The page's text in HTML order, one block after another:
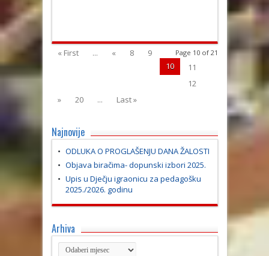
Page 10 of 21
« First ... « 8
9
10
11
12
»
20 ... Last »
Najnovije
ODLUKA O PROGLAŠENJU DANA ŽALOSTI
Objava biračima- dopunski izbori 2025.
Upis u Dječju igraonicu za pedagošku
2025./2026. godinu
Arhiva